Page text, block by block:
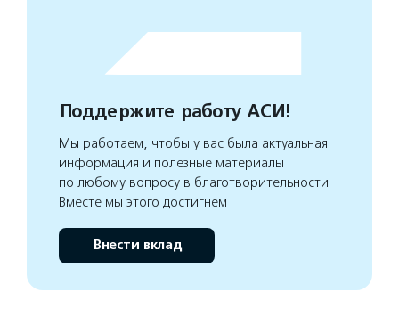
Поддержите работу АСИ!
Мы работаем, чтобы у вас была актуальная
информация и полезные материалы
по любому вопросу в благотворительности.
Вместе мы этого достигнем
Внести вклад